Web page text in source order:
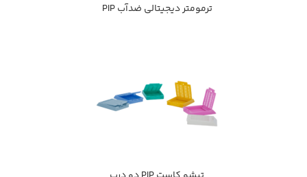
ترمومتر دیجیتالی ضدآب PIP